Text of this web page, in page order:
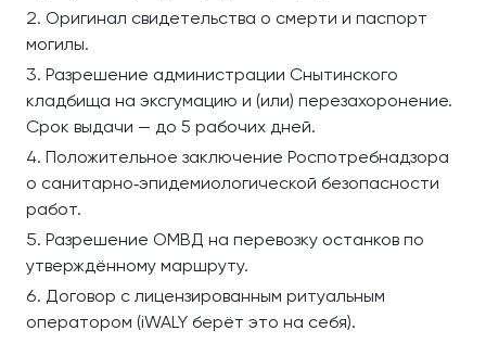
Оригинал свидетельства о смерти и паспорт
могилы.
Разрешение администрации Снытинского
кладбища на эксгумацию и (или) перезахоронение.
Срок выдачи — до 5 рабочих дней.
Положительное заключение Роспотребнадзора
о санитарно‑эпидемиологической безопасности
работ.
Разрешение ОМВД на перевозку останков по
утверждённому маршруту.
Договор с лицензированным ритуальным
оператором (iWALY берёт это на себя).